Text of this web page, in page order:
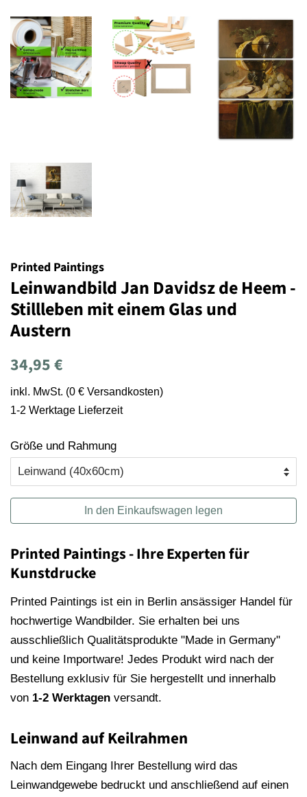
Printed Paintings
Leinwandbild Jan Davidsz de Heem -
Stillleben mit einem Glas und
Austern
Normaler
34,95 €
inkl. MwSt. (0 € Versandkosten)
1-2 Werktage Lieferzeit
Größe und Rahmung
In den Einkaufswagen legen
Printed Paintings - Ihre Experten für
Kunstdrucke
Printed Paintings ist ein in Berlin ansässiger Handel für
hochwertige Wandbilder. Sie erhalten bei uns
ausschließlich Qualitätsprodukte "Made in Germany"
und keine Importware! Jedes Produkt wird nach der
Bestellung exklusiv für Sie hergestellt und innerhalb
von 1-2 Werktagen versandt.
Leinwand auf Keilrahmen
Nach dem Eingang Ihrer Bestellung wird das
Leinwandgewebe bedruckt und anschließend auf einen